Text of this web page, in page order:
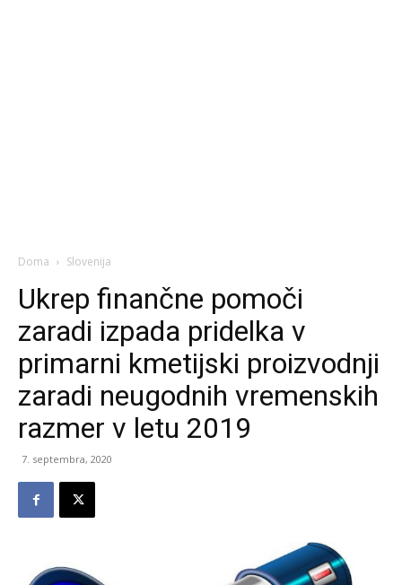
Doma Slovenija
Ukrep finančne pomoči
zaradi izpada pridelka v
primarni kmetijski proizvodnji
zaradi neugodnih vremenskih
razmer v letu 2019
7. septembra, 2020